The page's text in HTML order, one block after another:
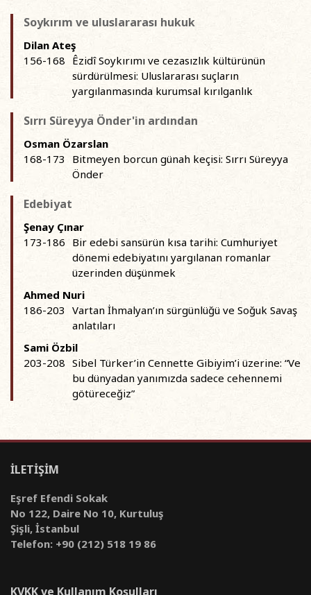
Soykırım ve uluslararası hukuk
Dilan Ateş
156-168 Êzidî Soykırımı ve cezasızlık kültürünün
sürdürülmesi: Uluslararası suçların
yargılanmasında kurumsal kırılganlık
Sırrı Süreyya Önder'in ardından
Osman Özarslan
168-173
Bitmeyen borcun günah keçisi: Sırrı Süreyya
Önder
Edebiyat
Şenay Çınar
173-186 Bir edebi sansürün kısa tarihi: Cumhuriyet
dönemi edebiyatını yargılanan romanlar
üzerinden düşünmek
Ahmed Nuri
186-203 Vartan İhmalyan’ın sürgünlüğü ve Soğuk Savaş
anlatıları
Sami Özbil
203-208 Sibel Türker’in Cennette Gibiyim’i üzerine: “Ve
bu dünyadan yanımızda sadece cehennemi
götüreceğiz”
İLETİŞİM
Eşref Efendi Sokak
No 122, Daire No 10, Kurtuluş
Şişli, İstanbul
Telefon: +90 (212) 518 19 86
KVKK ve Kullanım Koşulları